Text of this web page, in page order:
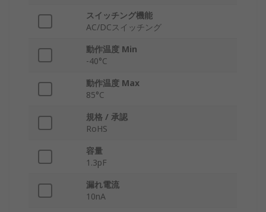
スイッチング機能
AC/DCスイッチング
動作温度 Min
-40°C
動作温度 Max
85°C
規格 / 承認
RoHS
容量
1.3pF
漏れ電流
10nA